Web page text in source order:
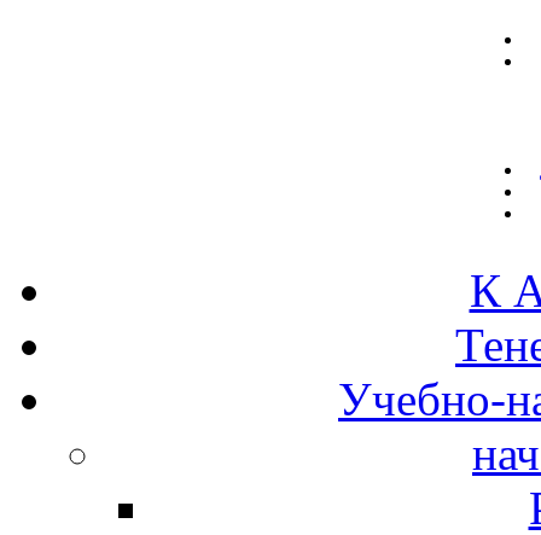
К
Учебно-